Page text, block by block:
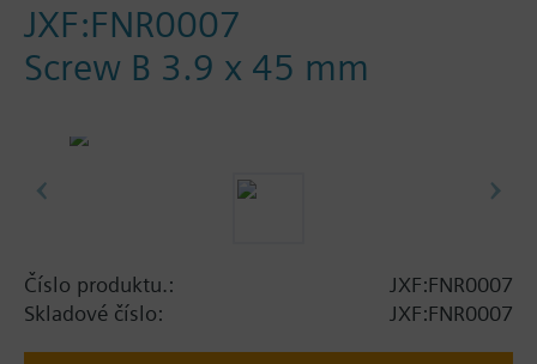
JXF:FNR0007
Screw B 3.9 x 45 mm
Číslo produktu.:
JXF:FNR0007
Skladové číslo:
JXF:FNR0007